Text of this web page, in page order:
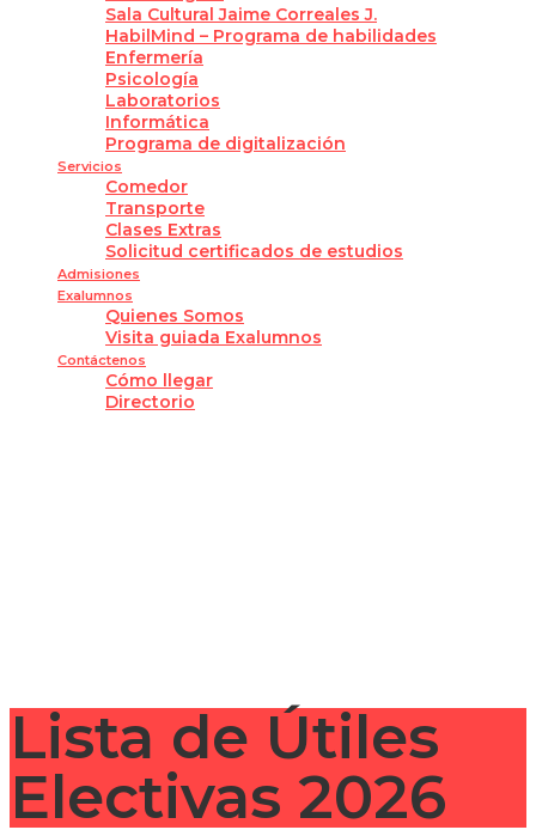
Sala Cultural Jaime Correales J.
HabilMind – Programa de habilidades
Enfermería
Psicología
Laboratorios
Informática
Programa de digitalización
Servicios
Comedor
Transporte
Clases Extras
Solicitud certificados de estudios
Admisiones
Exalumnos
Quienes Somos
Visita guiada Exalumnos
Contáctenos
Cómo llegar
Directorio
Lista de Útiles
Electivas 2026